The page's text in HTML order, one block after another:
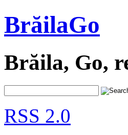
BrăilaGo
Brăila, Go,
RSS 2.0